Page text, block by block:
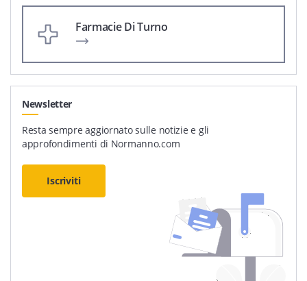
Farmacie Di Turno
Newsletter
Resta sempre aggiornato sulle notizie e gli
approfondimenti di Normanno.com
Iscriviti